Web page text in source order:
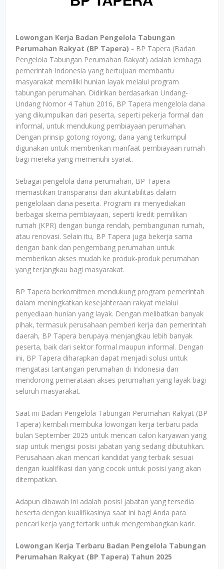
Lowongan Kerja Badan Pengelola Tabungan
Perumahan Rakyat (BP Tapera) - BP Tapera (Badan
Pengelola Tabungan Perumahan Rakyat) adalah lembaga
pemerintah Indonesia yang bertujuan membantu
masyarakat memiliki hunian layak melalui program
tabungan perumahan. Didirikan berdasarkan Undang-
Undang Nomor 4 Tahun 2016, BP Tapera mengelola dana
yang dikumpulkan dari peserta, seperti pekerja formal dan
informal, untuk mendukung pembiayaan perumahan.
Dengan prinsip gotong royong, dana yang terkumpul
digunakan untuk memberikan manfaat pembiayaan rumah
bagi mereka yang memenuhi syarat.
Sebagai pengelola dana perumahan, BP Tapera
memastikan transparansi dan akuntabilitas dalam
pengelolaan dana peserta. Program ini menyediakan
berbagai skema pembiayaan, seperti kredit pemilikan
rumah (KPR) dengan bunga rendah, pembangunan rumah,
atau renovasi. Selain itu, BP Tapera juga bekerja sama
dengan bank dan pengembang perumahan untuk
memberikan akses mudah ke produk-produk perumahan
yang terjangkau bagi masyarakat.
BP Tapera berkomitmen mendukung program pemerintah
dalam meningkatkan kesejahteraan rakyat melalui
penyediaan hunian yang layak. Dengan melibatkan banyak
pihak, termasuk perusahaan pemberi kerja dan pemerintah
daerah, BP Tapera berupaya menjangkau lebih banyak
peserta, baik dari sektor formal maupun informal. Dengan
ini, BP Tapera diharapkan dapat menjadi solusi untuk
mengatasi tantangan perumahan di Indonesia dan
mendorong pemerataan akses perumahan yang layak bagi
seluruh masyarakat.
Saat ini Badan Pengelola Tabungan Perumahan Rakyat (BP
Tapera) kembali membuka lowongan kerja terbaru pada
bulan September 2025 untuk mencari calon karyawan yang
siap untuk mengisi posisi jabatan yang sedang dibutuhkan.
Perusahaan akan mencari kandidat yang terbaik sesuai
dengan kualifikasi dan yang cocok untuk posisi yang akan
ditempatkan.
Adapun dibawah ini adalah posisi jabatan yang tersedia
beserta dengan kualifikasinya saat ini bagi Anda para
pencari kerja yang tertarik untuk mengembangkan karir.
Lowongan Kerja Terbaru Badan Pengelola Tabungan
Perumahan Rakyat (BP Tapera) Tahun 2025